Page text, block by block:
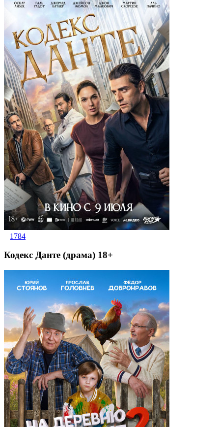
1784
Кодекс Данте (драма) 18+